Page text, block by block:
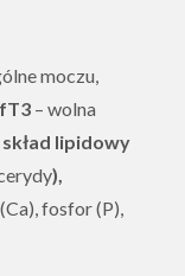
moczu,
fT3 – wolna
skład lipidowy
),
fosfor (P),